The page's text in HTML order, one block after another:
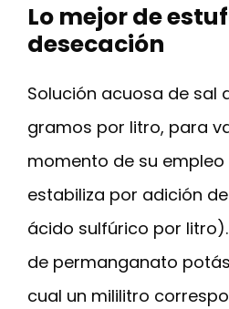
Lo mejor de
desecación
Solución acuosa de sal
gramos por litro, para
momento de su
estabiliza por adición
ácido sulfúrico por
de permanganato
cual un mililitro